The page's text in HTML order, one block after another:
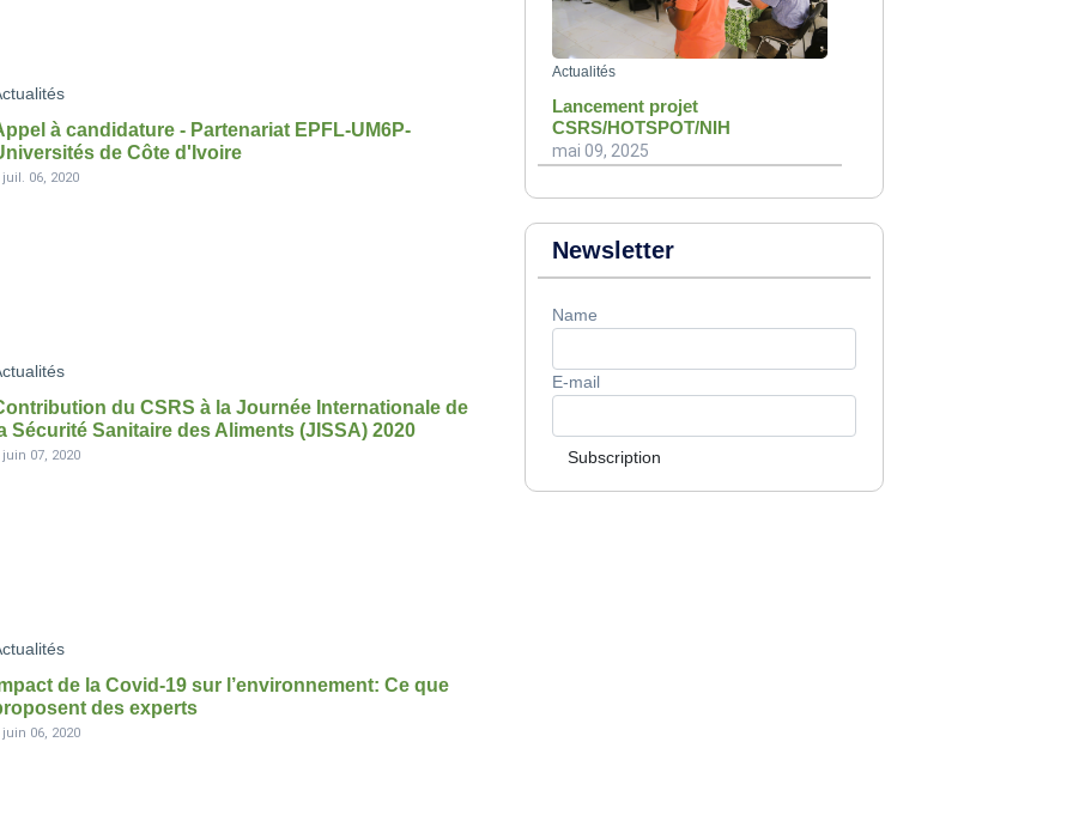
à candidature - Partenariat EPFL-UM6P-
de Côte d'Ivoire
juil. 06, 2020
du CSRS à la Journée Internationale de
Sécurité Sanitaire des Aliments (JISSA) 2020
juin 07, 2020
de la Covid-19 sur l’environnement: Ce que
des experts
juin 06, 2020
Actualités
Lancement projet
CSRS/HOTSPOT/NIH
mai 09, 2025
Newsletter
Name
E-mail
Subscription